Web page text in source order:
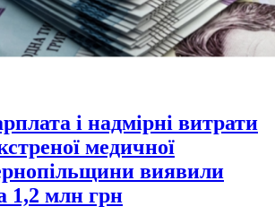
і надмірні витрати
медичної
виявили
1,2 млн грн